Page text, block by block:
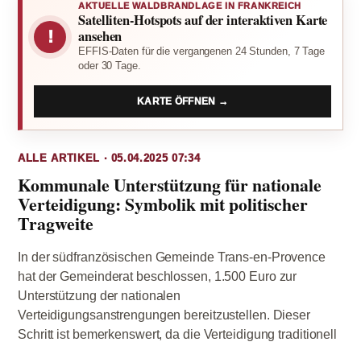
!
AKTUELLE WALDBRANDLAGE IN FRANKREICH
Satelliten-Hotspots auf der interaktiven Karte
ansehen
EFFIS-Daten für die vergangenen 24 Stunden, 7 Tage
oder 30 Tage.
KARTE ÖFFNEN →
ALLE ARTIKEL · 05.04.2025 07:34
Kommunale Unterstützung für nationale
Verteidigung: Symbolik mit politischer
Tragweite
In der südfranzösischen Gemeinde Trans-en-Provence
hat der Gemeinderat beschlossen, 1.500 Euro zur
Unterstützung der nationalen
Verteidigungsanstrengungen bereitzustellen. Dieser
Schritt ist bemerkenswert, da die Verteidigung traditionell